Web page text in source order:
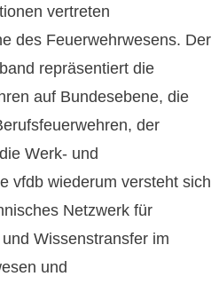
vertreten
des Feuerwehrwesens. Der
repräsentiert die
auf Bundesebene, die
der
Werk- und
vfdb wiederum versteht sich
Netzwerk für
Wissenstransfer im
und